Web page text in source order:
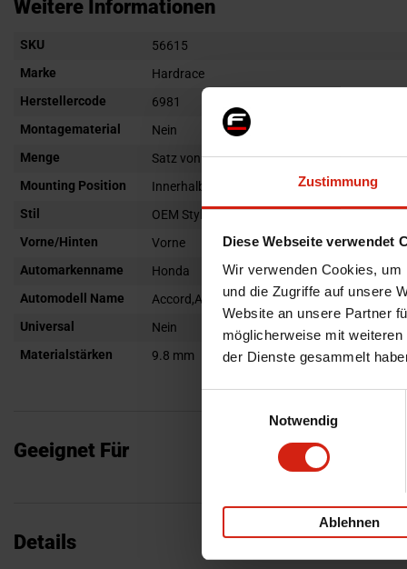
Zustimmung
Diese Webseite verwendet
Wir verwenden Cookies,
und die Zugriffe auf unsere
Website an unsere Partner
möglicherweise mit
der Dienste gesammelt
Notwendig
Ablehnen
Bildgalerie
springen
Weitere Informationen
Weitere
SKU
56615
Marke
Hardrace
Herstellercode
6981
Montagematerial
Nein
Menge
Satz von 2
Mounting Position
Innerhalb
Stil
OEM Style
Vorne/Hinten
Vorne
Automarkenname
Honda
Automodell Name
Accord,Accord Aero Deck
Universal
Nein
Materialstärken
9.8 mm
Geeignet Für
Details